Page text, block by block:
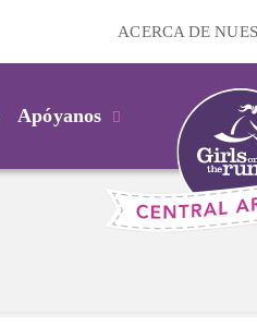
ACERCA DE
Apóyanos